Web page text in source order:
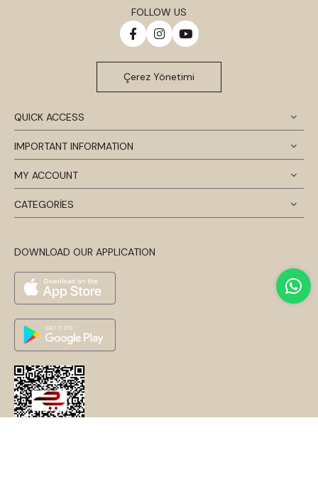
QUICK ACCESS
IMPORTANT INFORMATION
MY ACCOUNT
CATEGORİES
DOWNLOAD OUR APPLICATION
FOLLOW US
Çerez Yönetimi